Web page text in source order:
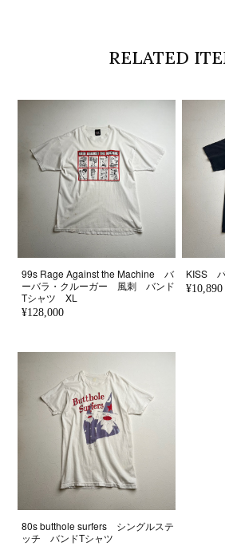
RELATED
99s Rage Against the Machine バ
ーバラ・クルーガー 風刺 バンド
Tシャツ XL
¥128,000
KISS
¥10,890
80s butthole surfers シングルステ
ッチ バンドTシャツ